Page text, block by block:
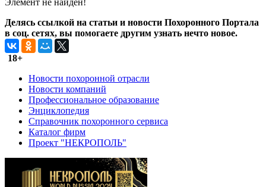
Элемент не найден!
Делясь ссылкой на статьи и новости Похоронного Портала
в соц. сетях, вы помогаете другим узнать нечто новое.
18+
Новости похоронной отрасли
Новости компаний
Профессиональное образование
Энциклопедия
Справочник похоронного сервиса
Каталог фирм
Проект "НЕКРОПОЛЬ"